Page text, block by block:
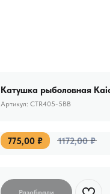
Катушка рыболовная
Артикул: CTR405-5BB
775,00 ₽ 1172,00 ₽